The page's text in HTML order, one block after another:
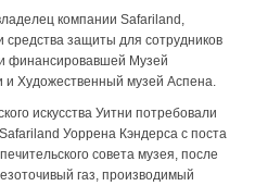
компании Safariland,
защиты для сотрудников
финансировавшей Музей
и Художественный музей Аспена.
искусства Уитни потребовали
Уоррена Кэндерса с поста
совета музея, после
газ, производимый